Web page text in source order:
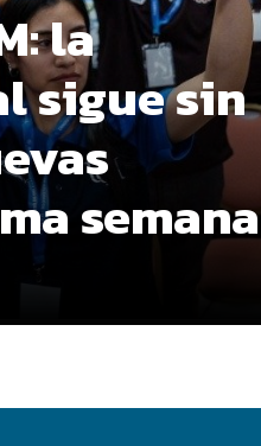
la
sigue sin
semana